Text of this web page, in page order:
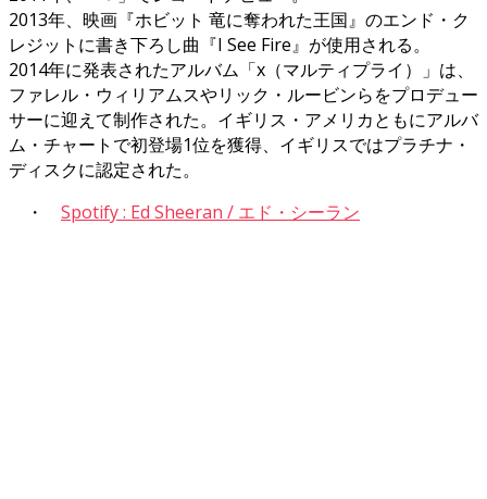
2013年、映画『ホビット 竜に奪われた王国』のエンド・ク
レジットに書き下ろし曲『I See Fire』が使用される。
2014年に発表されたアルバム「x（マルティプライ）」は、
ファレル・ウィリアムスやリック・ルービンらをプロデュー
サーに迎えて制作された。イギリス・アメリカともにアルバ
ム・チャートで初登場1位を獲得、イギリスではプラチナ・
ディスクに認定された。
・ Spotify : Ed Sheeran / エド・シーラン